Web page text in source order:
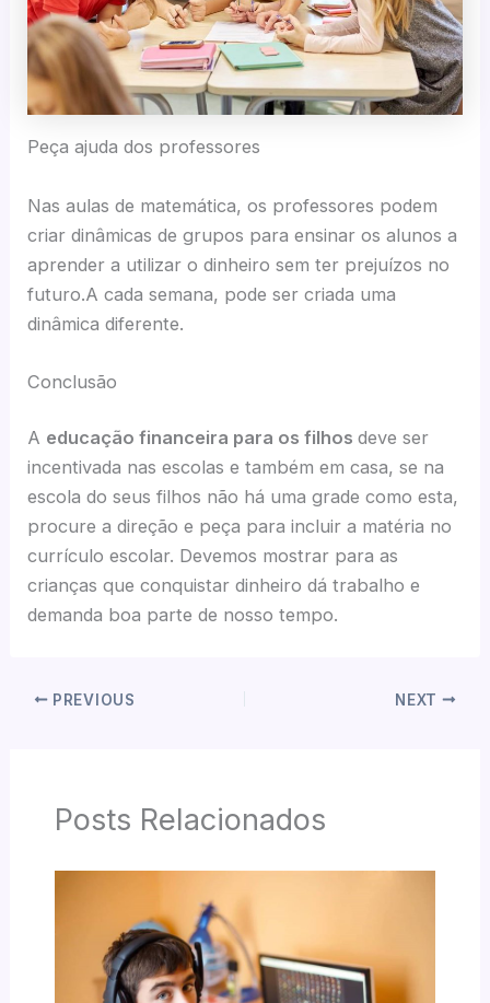
Peça ajuda dos professores
Nas aulas de matemática, os professores podem
criar dinâmicas de grupos para ensinar os alunos a
aprender a utilizar o dinheiro sem ter prejuízos no
futuro.A cada semana, pode ser criada uma
dinâmica diferente.
Conclusão
A educação financeira para os filhosdeve ser
incentivada nas escolas e também em casa, se na
escola do seus filhos não há uma grade como esta,
procure a direção e peça para incluir a matéria no
currículo escolar. Devemos mostrar para as
crianças que conquistar dinheiro dá trabalho e
demanda boa parte de nosso tempo.
PREVIOUS NEXT
Posts Relacionados